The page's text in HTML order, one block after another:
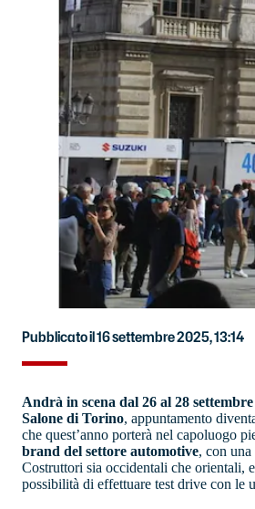
Pubblicato il 16 settembre 2025, 13:14
Andrà in scena dal 26 al 28
Salone di Torino, appuntamento
che quest’anno porterà nel capoluogo
brand del settore automotive, con una
Costruttori sia occidentali che orientali,
possibilità di effettuare test drive con le